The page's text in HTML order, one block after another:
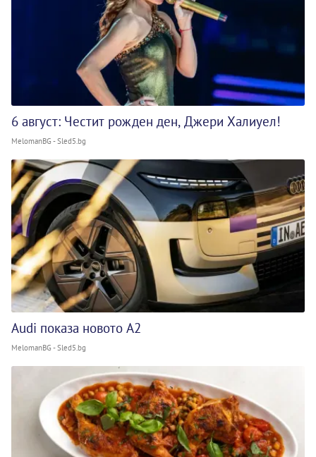
6 август: Честит рожден ден, Джери Халиуел!
MelomanBG - Sled5.bg
Audi показа новото A2
MelomanBG - Sled5.bg